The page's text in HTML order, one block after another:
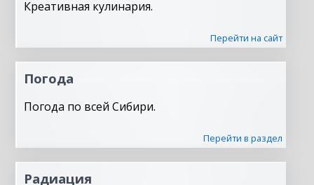
Креативная кулинария.
Перейти на сайт
Погода
Погода по всей Сибири.
Перейти в раздел
Радиация